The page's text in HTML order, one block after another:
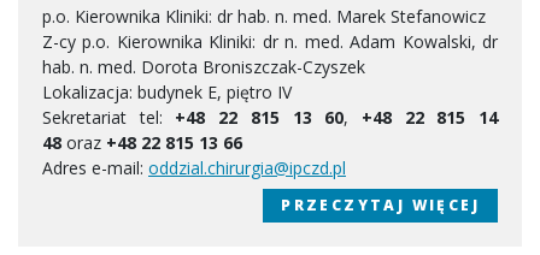
p.o. Kierownika Kliniki: dr hab. n. med. Marek Stefanowicz
Z-cy p.o. Kierownika Kliniki: dr n. med. Adam Kowalski, dr
hab. n. med. Dorota Broniszczak-Czyszek
Lokalizacja: budynek E, piętro IV
Sekretariat tel: +48 22 815 13 60, +48 22 815 14
48 oraz +48 22 815 13 66
Adres e-mail: oddzial.chirurgia@ipczd.pl
PRZECZYTAJ WIĘCEJ